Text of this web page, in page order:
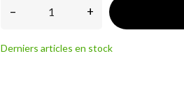
– +
Derniers articles en stock